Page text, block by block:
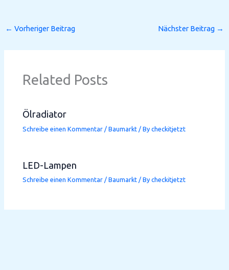
← Vorheriger Beitrag Nächster Beitrag →
Related Posts
Ölradiator
Schreibe einen Kommentar /Baumarkt / Bycheckitjetzt
LED-Lampen
Schreibe einen Kommentar /Baumarkt / Bycheckitjetzt